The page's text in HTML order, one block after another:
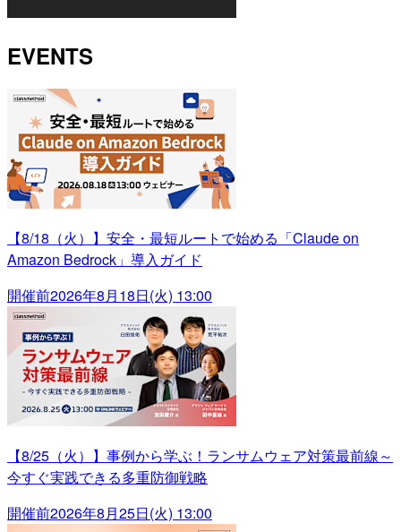
EVENTS
【8/18（火）】安全・最短ルートで始める「Claude on
Amazon Bedrock」導入ガイド
開催前2026年8月18日(火) 13:00
【8/25（火）】事例から学ぶ！ランサムウェア対策最前線～
今すぐ実践できる多重防御戦略
開催前2026年8月25日(火) 13:00